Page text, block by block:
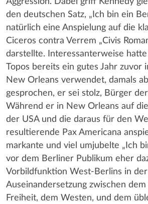
den deutschen Satz, „Ich bin ein
natürlich eine Anspielung auf die
Ciceros contra Verrem „Civis
darstellte. Interessanterweise
Topos bereits ein gutes Jahr zuvor
New Orleans verwendet, damals
gesprochen, er sei stolz, Bürger
Während er in New Orleans auf
der USA und die daraus für den
resultierende Pax Americana
markante und viel umjubelte „Ich
vor dem Berliner Publikum eher
Vorbildfunktion West-Berlins in
Auseinandersetzung zwischen
Freiheit, dem Westen, und dem